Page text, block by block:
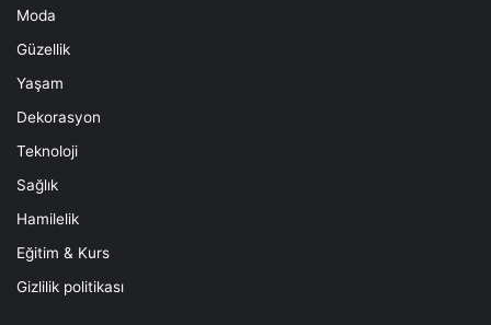
Moda
Güzellik
Yaşam
Dekorasyon
Teknoloji
Sağlık
Hamilelik
Eğitim & Kurs
Gizlilik politikası